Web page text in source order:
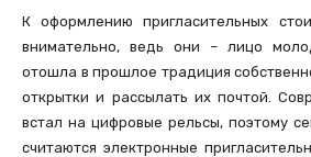
К оформлению пригласительных
внимательно, ведь они – лицо
отошла в прошлое традиция
открытки и рассылать их почтой.
встал на цифровые рельсы, поэтому
считаются электронные